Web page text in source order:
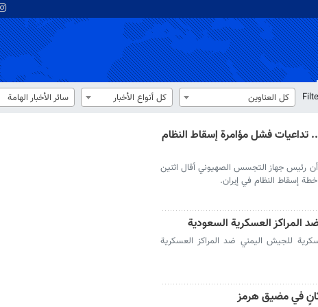
كل العناوين كل أنواع الأخبار سائر الأخبار الهامة
تداعيات فشل مؤامرة إسقاط النظام
رئيس جهاز التجسس الصهيوني أقال اثنين
إسقاط النظام في إيران.
المراكز العسكرية السعودية
للجيش اليمني ضد المراكز العسكرية
في مضيق هرمز